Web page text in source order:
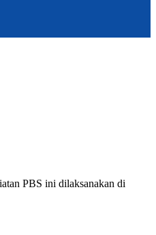
PBS ini dilaksanakan di